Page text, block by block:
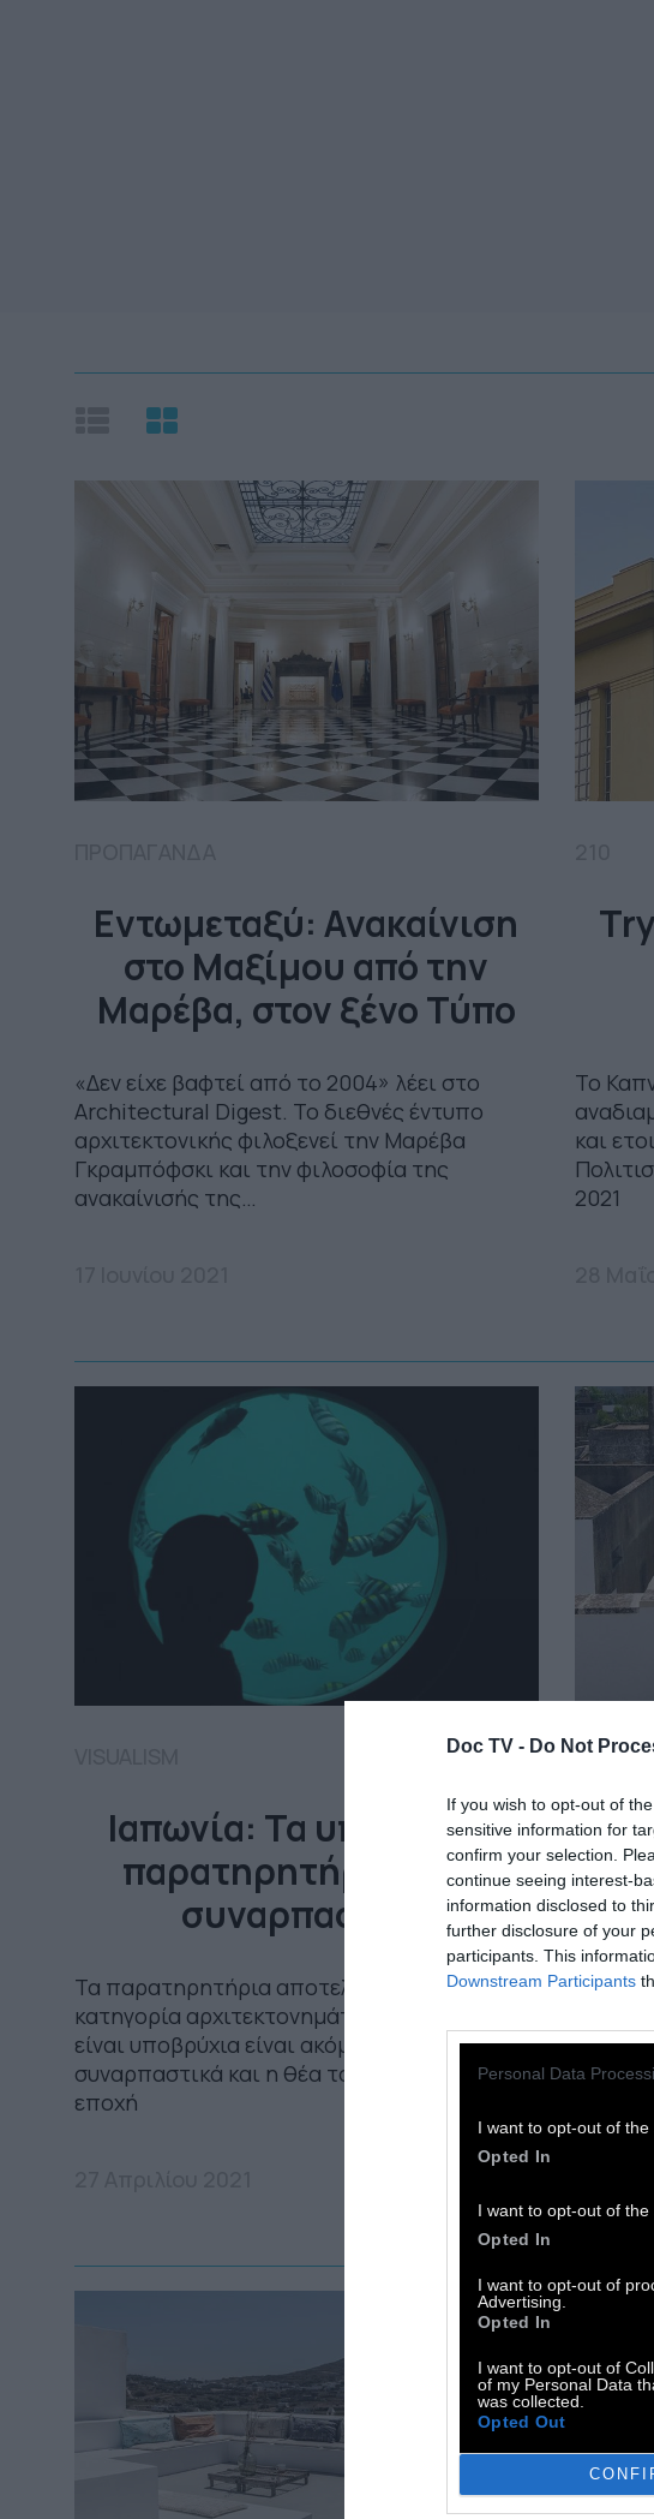
Doc TV - Do Not
If you wish to opt-out of
sensitive information for
confirm your selection.
continue seeing interest-
information disclosed to
further disclosure of your
participants. This
Downstream Participants
Personal Data
I want to opt-out of the
Opted In
I want to opt-out of the
Opted In
I want to opt-out of
Advertising.
Opted In
I want to opt-out of
of my Personal Data
was collected.
Opted Out
Εντωμεταξύ: Ανακαίνιση
στο Μαξίμου από την
Μαρέβα, στον ξένο Τύπο
«Δεν είχε βαφτεί από το 2004» λέει στο
Architectural Digest. Το διεθνές έντυπο
αρχιτεκτονικής φιλοξενεί την Μαρέβα
Γκραμπόφσκι και την φιλοσοφία της
ανακαίνισής της…
Το
και
2021
Ιαπωνία: Τα υποβρύχια
παρατηρητήρια είναι
συναρπαστικά
Τα παρατηρητήρια αποτελούν μια ολόκληρη
κατηγορία αρχιτεκτονημάτων αλλά όταν
είναι υποβρύχια είναι ακόμα πιο
συναρπαστικά και η θέα τους αλλάζει κάθε
εποχή
Ένα
15